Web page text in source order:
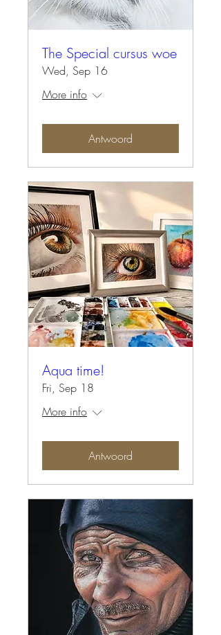
The Special cursus woe
Wed, Sep 16
More info
Antwoord
Aqua time!
Fri, Sep 18
More info
Antwoord